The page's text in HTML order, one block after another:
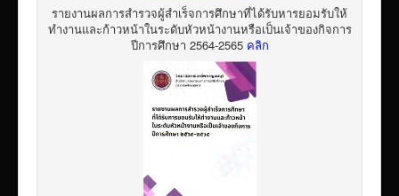
รายงานผลการสำรวจผู้สำเร็จการศึกษาที่ได้รับหารยอมรับให้
ทำงานและก้าวหน้าในระดับหัวหน้างานหรือเป็นเจ้าของกิจการ
ปีการศึกษา 2564-2565 คลิก